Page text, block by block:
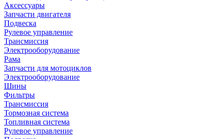
Аксессуары
Запчасти двигателя
Подвеска
Рулевое управление
Трансмиссия
Электрооборудование
Рама
Запчасти для мотоциклов
Электрооборудование
Шины
Фильтры
Трансмиссия
Тормозная система
Топливная система
Рулевое управление